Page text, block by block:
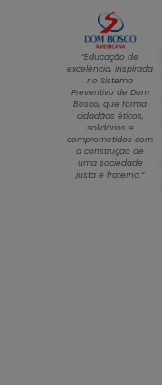
“Educação de
excelência, inspirada
no Sistema
Preventivo de Dom
Bosco, que forma
cidadãos éticos,
solidários e
comprometidos com
a construção de
uma sociedade
justa e fraterna.”